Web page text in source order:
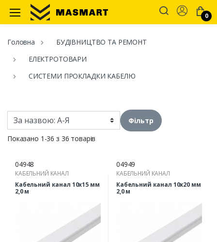
Masmart
Account
0
Головна
БУДІВНИЦТВО ТА РЕМОНТ
ЕЛЕКТРОТОВАРИ
СИСТЕМИ ПРОКЛАДКИ КАБЕЛЮ
Фільтр
Показано 1-36 з 36 товарів
04948
КАБЕЛЬНИЙ КАНАЛ
Кабельний канал 10х15 мм
2,0 м
04949
КАБЕЛЬНИЙ КАНАЛ
Кабельний канал 10х20 мм
2,0 м